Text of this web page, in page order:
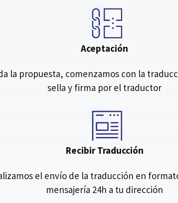
Aceptación
la propuesta, comenzamos con la
sella y firma por el traductor
Recibir Traducción
el envío de la traducción en
mensajería 24h a tu dirección